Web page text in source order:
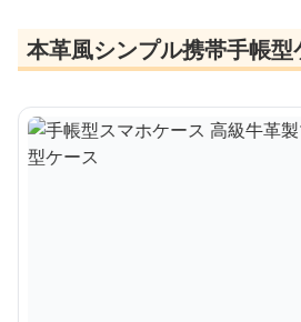
本革風シンプル携帯手帳型